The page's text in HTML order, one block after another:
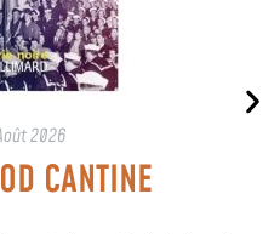
2026
CANTINE